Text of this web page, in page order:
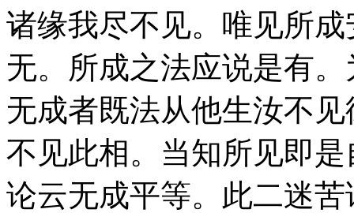
诸缘我尽不见。唯见所
无。所成之法应说是有
无成者既法从他生汝不
不见此相。当知所见即
论云无成平等。此二迷